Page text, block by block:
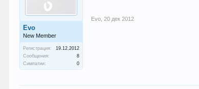
Evo
New Member
Регистрация:
19.12.2012
Сообщения:
8
Симпатии:
0
Evo 20 дек 2012